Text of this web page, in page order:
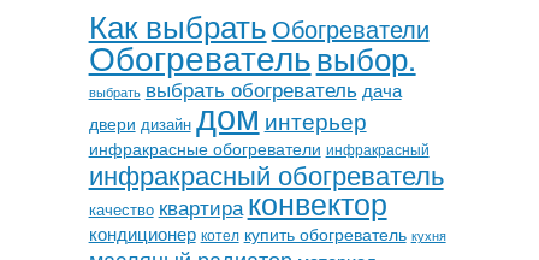
Как выбрать Обогреватели
Обогревательвыбор.
выбрать выбрать обогреватель дача
двери дизайн дом интерьер
инфракрасные обогреватели инфракрасный
инфракрасный обогреватель
качество квартираконвектор
кондиционер котел купить обогреватель кухня